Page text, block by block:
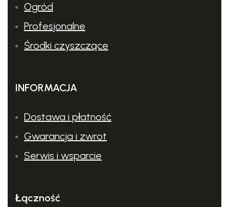
Ogród
Profesjonalne
Środki czyszczące
INFORMACJA
Dostawa i płatność
Gwarancja i zwrot
Serwis i wsparcie
Łączność